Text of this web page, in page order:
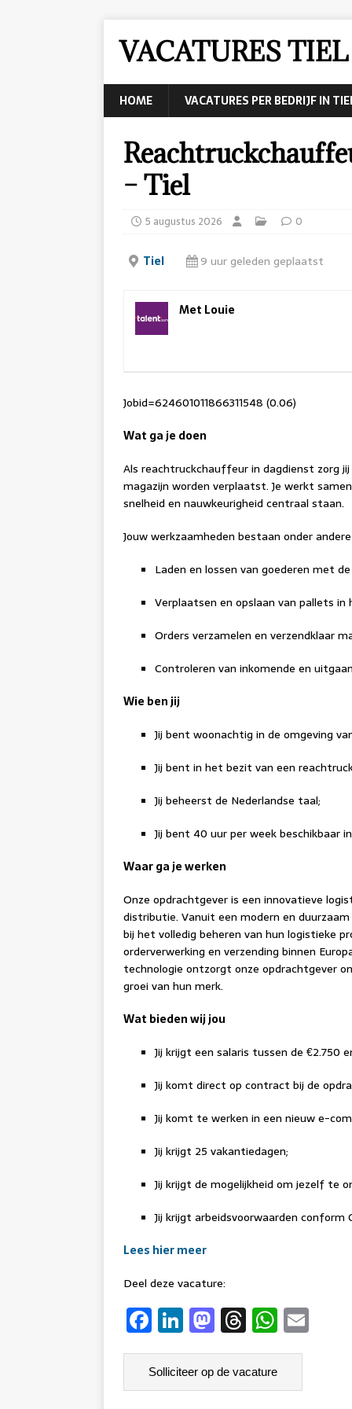
VACATURES TIEL
HOME VACATURES PER BEDRIJF IN
– Tiel
5 augustus 2026 0
Tiel 9 uur geleden geplaatst
Met Louie
Jobid=624601011866311548 (0.06)
Wat ga je doen
Als reachtruckchauffeur in dagdienst zorg
magazijn worden verplaatst. Je werkt
snelheid en nauwkeurigheid centraal staan.
Jouw werkzaamheden bestaan onder
Laden en lossen van goederen met
Verplaatsen en opslaan van pallets in
Orders verzamelen en verzendklaar
Controleren van inkomende en
Wie ben jij
Jij bent woonachtig in de omgeving
Jij bent in het bezit van een
Jij beheerst de Nederlandse taal;
Jij bent 40 uur per week beschikbaar
Waar ga je werken
Onze opdrachtgever is een innovatieve
distributie. Vanuit een modern en
bij het volledig beheren van hun logistieke
orderverwerking en verzending binnen
technologie ontzorgt onze opdrachtgever
groei van hun merk.
Wat bieden wij jou
Jij krijgt een salaris tussen de €2.750
Jij komt direct op contract bij de
Jij komt te werken in een nieuw e-
Jij krijgt 25 vakantiedagen;
Jij krijgt de mogelijkheid om jezelf te
Jij krijgt arbeidsvoorwaarden conform
Lees hier meer
Deel deze vacature:
F
a
c
e
Li
n
k
e
M
a
st
o
T
h
re
a
W
h
s